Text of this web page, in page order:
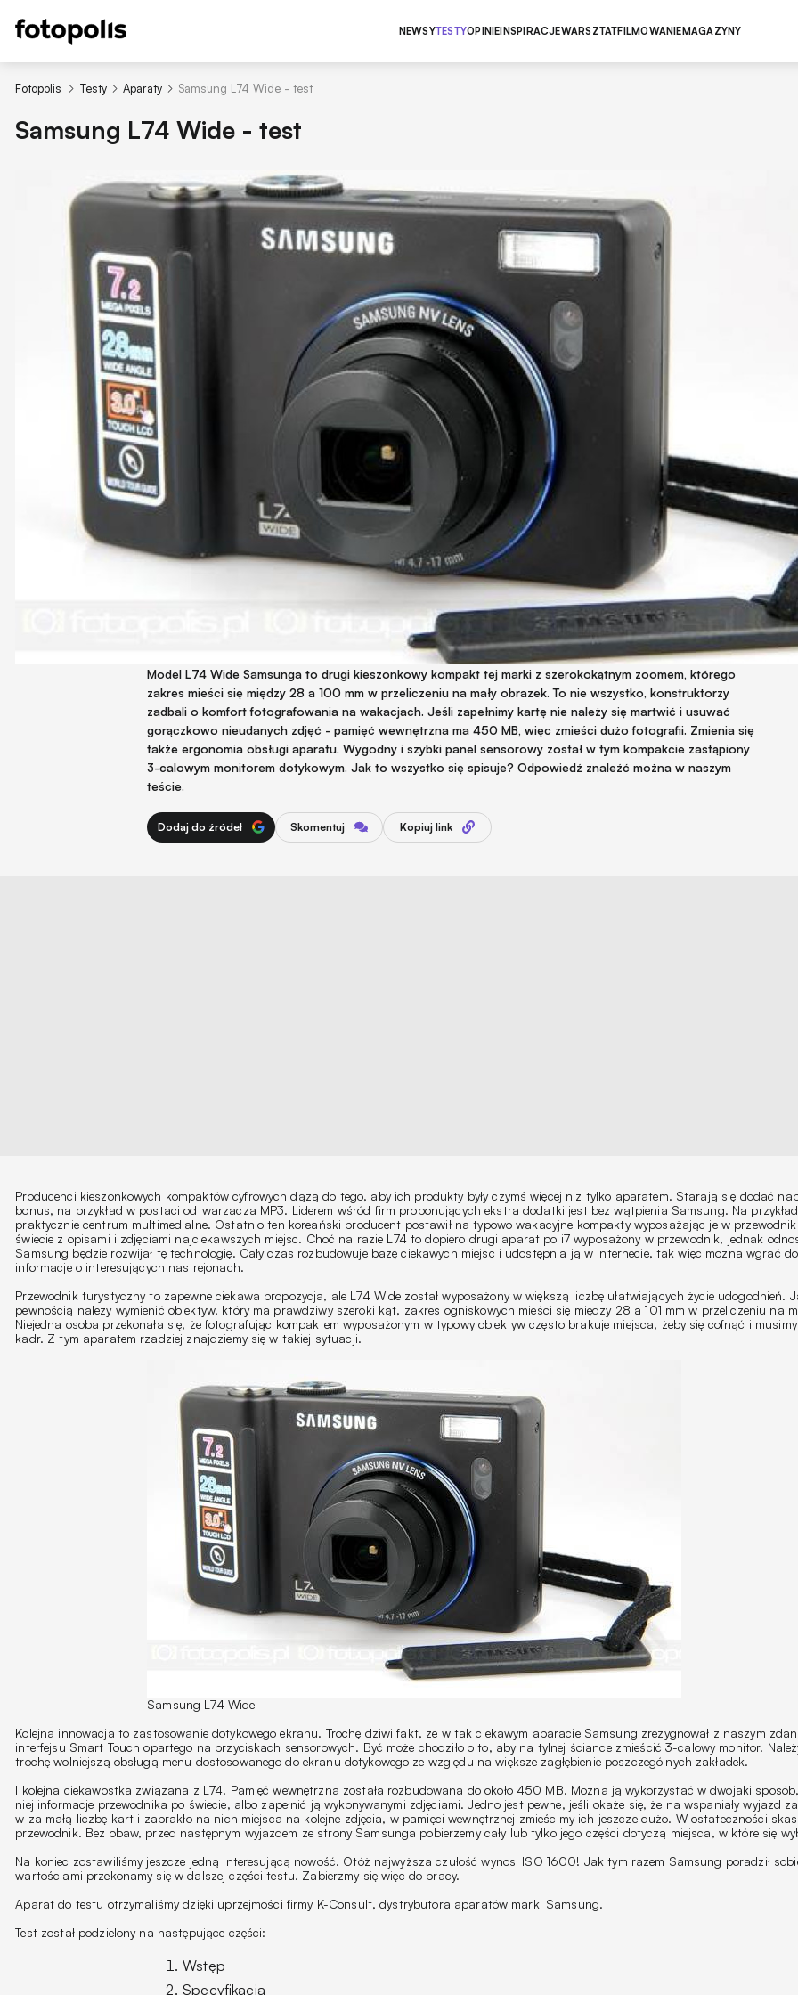
NEWSYTESTYOPINIEINSPIRACJEWARSZTATFILMOWANIEMAGAZYNY
Fotopolis Testy Aparaty Samsung L74 Wide - test
Samsung L74 Wide - test
Model L74 Wide Samsunga to drugi kieszonkowy kompakt tej marki z szerokokątnym zoomem, którego
zakres mieści się między 28 a 100 mm w przeliczeniu na mały obrazek. To nie wszystko, konstruktorzy
zadbali o komfort fotografowania na wakacjach. Jeśli zapełnimy kartę nie należy się martwić i usuwać
gorączkowo nieudanych zdjęć - pamięć wewnętrzna ma 450 MB, więc zmieści dużo fotografii. Zmienia się
także ergonomia obsługi aparatu. Wygodny i szybki panel sensorowy został w tym kompakcie zastąpiony
3-calowym monitorem dotykowym. Jak to wszystko się spisuje? Odpowiedź znaleźć można w naszym
teście.
Dodaj do źródeł Skomentuj Kopiuj link
Producenci kieszonkowych kompaktów cyfrowych dążą do tego, aby ich produkty były czymś więcej niż tylko aparatem. Starają się dodać
bonus, na przykład w postaci odtwarzacza MP3. Liderem wśród firm proponujących ekstra dodatki jest bez wątpienia Samsung. Na
praktycznie centrum multimedialne. Ostatnio ten koreański producent postawił na typowo wakacyjne kompakty wyposażając je w
świecie z opisami i zdjęciami najciekawszych miejsc. Choć na razie L74 to dopiero drugi aparat po i7 wyposażony w przewodnik, jednak
Samsung będzie rozwijał tę technologię. Cały czas rozbudowuje bazę ciekawych miejsc i udostępnia ją w internecie, tak więc można wgrać
informacje o interesujących nas rejonach.
Przewodnik turystyczny to zapewne ciekawa propozycja, ale L74 Wide został wyposażony w większą liczbę ułatwiających życie udogodnień.
pewnością należy wymienić obiektyw, który ma prawdziwy szeroki kąt, zakres ogniskowych mieści się między 28 a 101 mm w przeliczeniu na
Niejedna osoba przekonała się, że fotografując kompaktem wyposażonym w typowy obiektyw często brakuje miejsca, żeby się cofnąć i
kadr. Z tym aparatem rzadziej znajdziemy się w takiej sytuacji.
Samsung L74 Wide
Kolejna innowacja to zastosowanie dotykowego ekranu. Trochę dziwi fakt, że w tak ciekawym aparacie Samsung zrezygnował z naszym
interfejsu Smart Touch opartego na przyciskach sensorowych. Być może chodziło o to, aby na tylnej ściance zmieścić 3-calowy monitor.
trochę wolniejszą obsługą menu dostosowanego do ekranu dotykowego ze względu na większe zagłębienie poszczególnych zakładek.
I kolejna ciekawostka związana z L74. Pamięć wewnętrzna została rozbudowana do około 450 MB. Można ją wykorzystać w dwojaki
niej informacje przewodnika po świecie, albo zapełnić ją wykonywanymi zdjęciami. Jedno jest pewne, jeśli okaże się, że na wspaniały wyjazd
w za małą liczbę kart i zabrakło na nich miejsca na kolejne zdjęcia, w pamięci wewnętrznej zmieścimy ich jeszcze dużo. W ostateczności
przewodnik. Bez obaw, przed następnym wyjazdem ze strony Samsunga pobierzemy cały lub tylko jego części dotyczą miejsca, w które się
Na koniec zostawiliśmy jeszcze jedną interesującą nowość. Otóż najwyższa czułość wynosi ISO 1600! Jak tym razem Samsung poradził
wartościami przekonamy się w dalszej części testu. Zabierzmy się więc do pracy.
Aparat do testu otrzymaliśmy dzięki uprzejmości firmy K-Consult, dystrybutora aparatów marki Samsung.
Test został podzielony na następujące części:
Wstęp
Specyfikacja